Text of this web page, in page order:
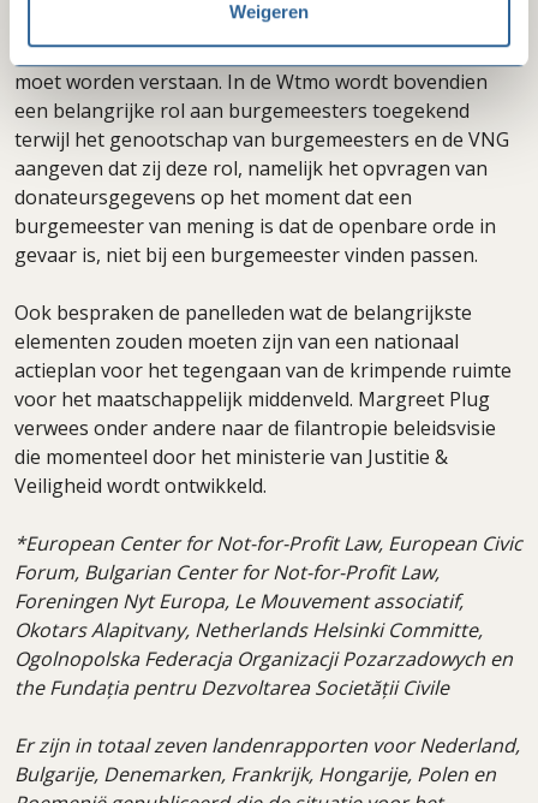
Weigeren
en lastendruk voor goede doelen veroorzaken. Het is
bijvoorbeeld onduidelijk wat precies onder ondermijning
moet worden verstaan. In de Wtmo wordt bovendien
een belangrijke rol aan burgemeesters toegekend
terwijl het genootschap van burgemeesters en de VNG
aangeven dat zij deze rol, namelijk het opvragen van
donateursgegevens op het moment dat een
burgemeester van mening is dat de openbare orde in
gevaar is, niet bij een burgemeester vinden passen.
Ook bespraken de panelleden wat de belangrijkste
elementen zouden moeten zijn van een nationaal
actieplan voor het tegengaan van de krimpende ruimte
voor het maatschappelijk middenveld. Margreet Plug
verwees onder andere naar de filantropie beleidsvisie
die momenteel door het ministerie van Justitie &
Veiligheid wordt ontwikkeld.
*European Center for Not-for-Profit Law, European Civic
Forum, Bulgarian Center for Not-for-Profit Law,
Foreningen Nyt Europa, Le Mouvement associatif,
Okotars Alapitvany, Netherlands Helsinki Committe,
Ogolnopolska Federacja Organizacji Pozarzadowych en
the Fundația pentru Dezvoltarea Societății Civile
Er zijn in totaal zeven landenrapporten voor Nederland,
Bulgarije, Denemarken, Frankrijk, Hongarije, Polen en